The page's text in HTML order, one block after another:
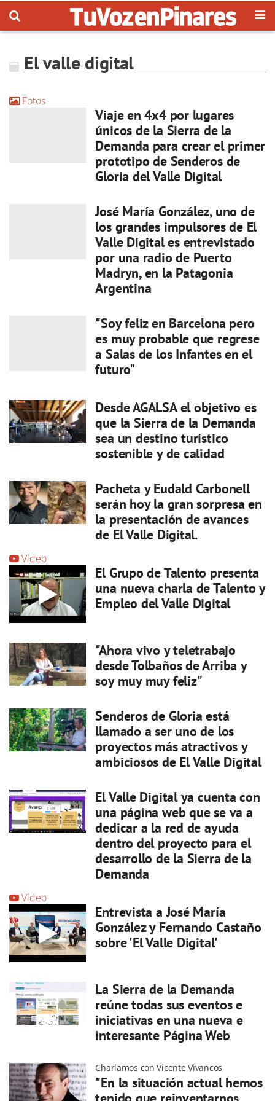
El valle digital
Fotos
Viaje en 4x4 por lugares
únicos de la Sierra de la
Demanda para crear el primer
prototipo de Senderos de
Gloria del Valle Digital
José María González, uno de
los grandes impulsores de El
Valle Digital es entrevistado
por una radio de Puerto
Madryn, en la Patagonia
Argentina
"Soy feliz en Barcelona pero
es muy probable que regrese
a Salas de los Infantes en el
futuro"
Desde AGALSA el objetivo es
que la Sierra de la Demanda
sea un destino turístico
sostenible y de calidad
Pacheta y Eudald Carbonell
serán hoy la gran sorpresa en
la presentación de avances
de El Valle Digital.
Vídeo
El Grupo de Talento presenta
una nueva charla de Talento y
Empleo del Valle Digital
"Ahora vivo y teletrabajo
desde Tolbaños de Arriba y
soy muy muy feliz"
Senderos de Gloria está
llamado a ser uno de los
proyectos más atractivos y
ambiciosos de El Valle Digital
El Valle Digital ya cuenta con
una página web que se va a
dedicar a la red de ayuda
dentro del proyecto para el
desarrollo de la Sierra de la
Demanda
Vídeo
Entrevista a José María
González y Fernando Castaño
sobre 'El Valle Digital'
La Sierra de la Demanda
reúne todas sus eventos e
iniciativas en una nueva e
interesante Página Web
Charlamos con Vicente Vivancos
"En la situación actual hemos